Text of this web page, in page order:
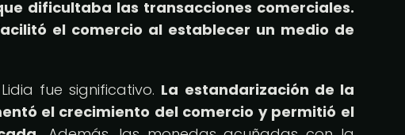
dificultaba las transacciones comerciales.
el comercio al establecer un medio de
fue significativo. La estandarización de la
el crecimiento del comercio y permitió el